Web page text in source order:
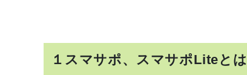
１スマサポ、スマサポLiteとは